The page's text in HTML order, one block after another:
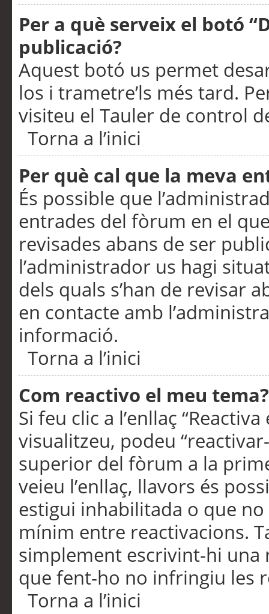
Per a què serveix el botó
publicació?
Aquest botó us permet
los i trametre’ls més tard.
visiteu el Tauler de control
Torna a l’inici
Per què cal que la meva
És possible que
entrades del fòrum en el
revisades abans de ser
l’administrador us hagi
dels quals s’han de revisar
en contacte amb
informació.
Torna a l’inici
Com reactivo el meu tema?
Si feu clic a l’enllaç
visualitzeu, podeu
superior del fòrum a la
veieu l’enllaç, llavors és
estigui inhabilitada o que
mínim entre reactivacions.
simplement escrivint-hi una
que fent-ho no infringiu les
Torna a l’inici